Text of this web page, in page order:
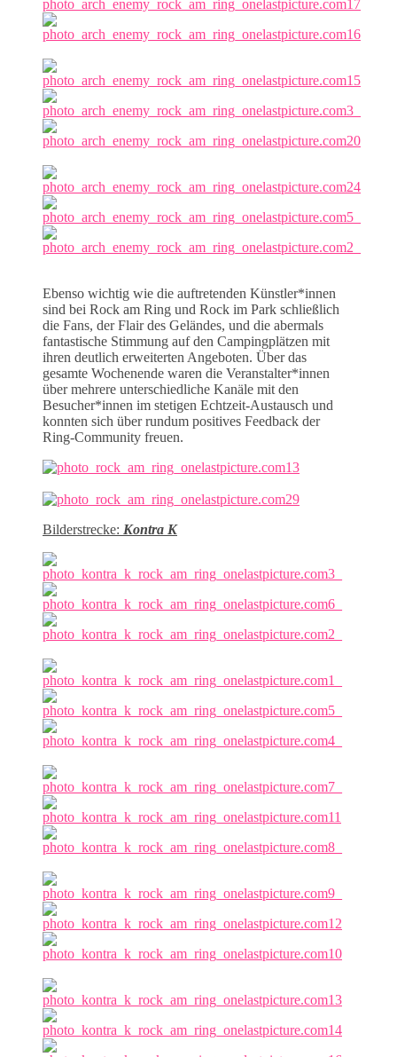
Ebenso wichtig wie die auftretenden Künstler*innen
sind bei Rock am Ring und Rock im Park schließlich
die Fans, der Flair des Geländes, und die abermals
fantastische Stimmung auf den Campingplätzen mit
ihren deutlich erweiterten Angeboten. Über das
gesamte Wochenende waren die Veranstalter*innen
über mehrere unterschiedliche Kanäle mit den
Besucher*innen im stetigen Echtzeit-Austausch und
konnten sich über rundum positives Feedback der
Ring-Community freuen.
Bilderstrecke: Kontra K